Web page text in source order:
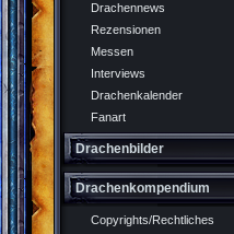
Drachennews
Rezensionen
Messen
Interviews
Drachenkalender
Fanart
Drachenbilder
Drachenkompendium
Copyrights/Rechtliches